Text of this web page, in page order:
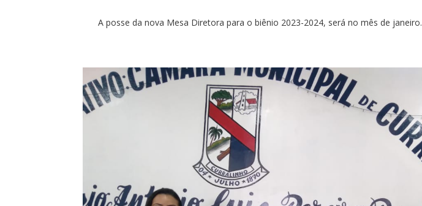
A posse da nova Mesa Diretora para o biênio 2023-2024, será no mês de janeiro.